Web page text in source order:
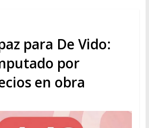
para De Vido:
por
en obra